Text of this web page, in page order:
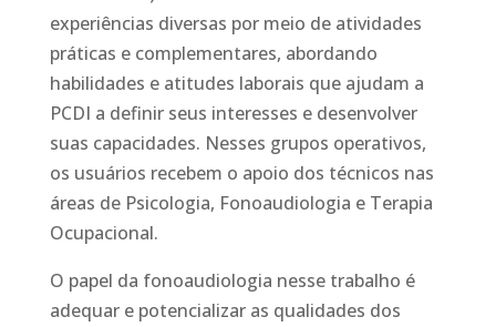
experiências diversas por meio de atividades
práticas e complementares, abordando
habilidades e atitudes laborais que ajudam a
PCDI a definir seus interesses e desenvolver
suas capacidades. Nesses grupos operativos,
os usuários recebem o apoio dos técnicos nas
áreas de Psicologia, Fonoaudiologia e Terapia
Ocupacional.
O papel da fonoaudiologia nesse trabalho é
adequar e potencializar as qualidades dos